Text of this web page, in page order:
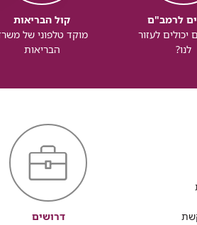
לרמב"ם
לעזור
לנו?
קול הבריאות
מוקד טלפוני של
הבריאות
דרושים